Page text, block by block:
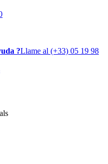
?Llame al (+33) 05 19 98